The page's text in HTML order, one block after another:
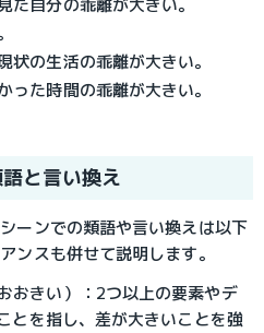
た自分の乖離が大きい。
の生活の乖離が大きい。
った時間の乖離が大きい。
と言い換え
ーンでの類語や言い換えは以下
ンスも併せて説明します。
おきい）：2つ以上の要素やデ
とを指し、差が大きいことを強